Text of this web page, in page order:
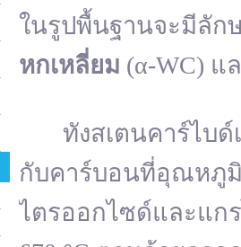
ในรูปพื้นฐานจะมีลัก
หกเหลี่ยม (α-WC) แ
ทังสเตนคาร์ไบด์เ
กับคาร์บอนที่อุณหภูมิ
ไตรออกไซด์และแก